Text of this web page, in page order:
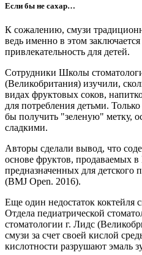
Если бы не сахар…
К сожалению, смузи
ведь именно в этом
привлекательность для детей.
Сотрудники Школы
(Великобритания) изучили,
видах фруктовых соков,
для потребления детьми.
бы получить "зеленую" метку,
сладкими.
Авторы сделали вывод, что
основе фруктов, продаваемых
предназначенных для
(BMJ Open. 2016).
Еще один недостаток коктейля
Отдела педиатрической
стоматологии г. Лидс
смузи за счет своей кислой
кислотности разрушают эмаль